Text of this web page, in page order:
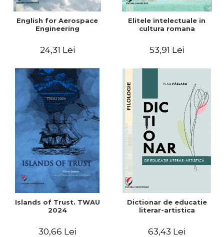
English for Aerospace
Engineering
24,31 Lei
Elitele intelectuale in
cultura romana
53,91 Lei
Islands of Trust. TWAU
2024
30,66 Lei
Dictionar de educatie
literar-artistica
63,43 Lei